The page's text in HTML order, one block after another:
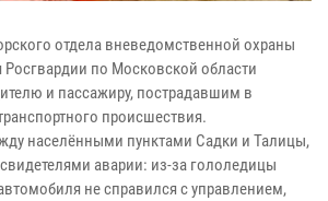
отдела вневедомственной охраны
Росгвардии по Московской области
и пассажиру, пострадавшим в
происшествия.
населёнными пунктами Садки и Талицы,
аварии: из-за гололедицы
не справился с управлением,